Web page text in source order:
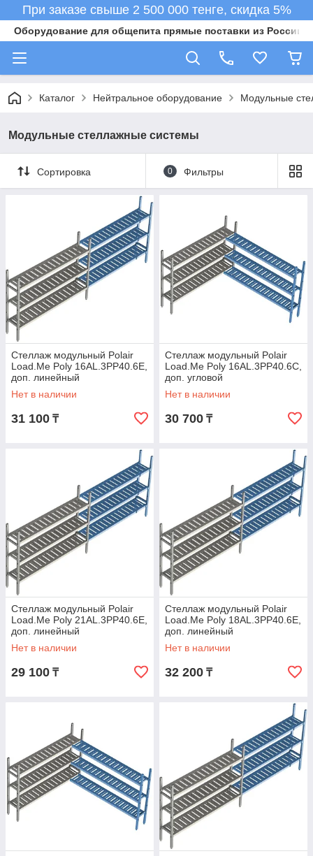
При заказе свыше 2 500 000 тенге, скидка 5%
Оборудование для общепита прямые поставки из России в
Каталог Нейтральное оборудование Модульные
Модульные стеллажные системы
Сортировка 0 Фильтры
Стеллаж модульный Polair
Load.Me Poly 16AL.3PP40.6Е,
доп. линейный
Нет в наличии
31 100 ₸
Стеллаж модульный Polair
Load.Me Poly 16AL.3PP40.6C,
доп. угловой
Нет в наличии
30 700 ₸
Стеллаж модульный Polair
Load.Me Poly 21AL.3PP40.6Е,
доп. линейный
Нет в наличии
29 100 ₸
Стеллаж модульный Polair
Load.Me Poly 18AL.3PP40.6Е,
доп. линейный
Нет в наличии
32 200 ₸